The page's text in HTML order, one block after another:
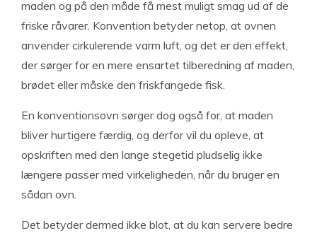
maden og på den måde få mest muligt smag ud af de
friske råvarer. Konvention betyder netop, at ovnen
anvender cirkulerende varm luft, og det er den effekt,
der sørger for en mere ensartet tilberedning af maden,
brødet eller måske den friskfangede fisk.
En konventionsovn sørger dog også for, at maden
bliver hurtigere færdig, og derfor vil du opleve, at
opskriften med den lange stegetid pludselig ikke
længere passer med virkeligheden, når du bruger en
sådan ovn.
Det betyder dermed ikke blot, at du kan servere bedre